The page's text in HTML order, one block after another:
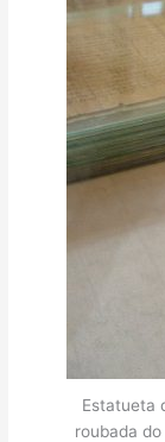
Estatueta
roubada